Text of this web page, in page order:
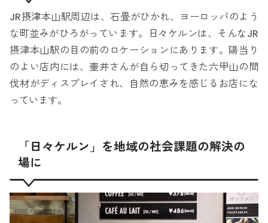
JR摂津本山駅周辺は、石畳がひかれ、ヨーロッパのよう
な町並みがひろがっています。日々ケルンは、そんなJR
摂津本山駅の目の前のロケーションにあります。陽当り
のよい店内には、壷井さんが自ら切ってきた六甲山の間
伐材がディスプレイされ、自然の恵みを感じるお店にな
っています。
「日々ケルン」を地域の社会課題の解決の
場に